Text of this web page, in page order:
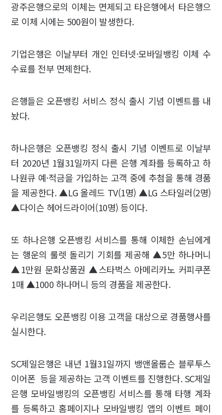
광주은행으로의 이체는 면제되고 타은행에서 타은행으
로 이체 시에는 500원이 발생한다.
기업은행은 이날부터 개인 인터넷·모바일뱅킹 이체 수
수료를 전부 면제한다.
은행들은 오픈뱅킹 서비스 정식 출시 기념 이벤트를 내
놨다.
하나은행은 오픈뱅킹 정식 출시 기념 이벤트로 이날부
터 2020년 1월31일까지 다른 은행 계좌를 등록하고 하
나원큐 예·적금을 가입하는 고객 중에 추첨을 통해 경품
을 제공한다. ▲LG 올레드 TV(1명) ▲LG 스타일러(2명)
▲다이슨 헤어드라이어(10명) 등이다.
또 하나은행 오픈뱅킹 서비스를 통해 이체한 손님에게
는 행운의 룰렛 돌리기 기회를 제공해 ▲5만 하나머니
▲1만원 문화상품권 ▲스타벅스 아메리카노 커피쿠폰
1매 ▲1000 하나머니 등의 경품을 제공한다.
우리은행도 오픈뱅킹 이용 고객을 대상으로 경품행사를
실시한다.
SC제일은행은 내년 1월31일까지 뱅앤올룹슨 블루투스
이어폰 등을 제공하는 고객 이벤트를 진행한다. SC제일
은행 모바일뱅킹의 오픈뱅킹 서비스를 통해 타행 계좌
를 등록하고 홈페이지나 모바일뱅킹 앱의 이벤트 페이